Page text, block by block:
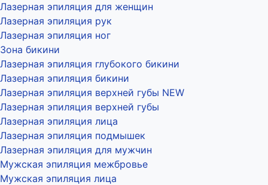
Лазерная эпиляция для женщин
Лазерная эпиляция рук
Лазерная эпиляция ног
Зона бикини
Лазерная эпиляция глубокого бикини
Лазерная эпиляция бикини
Лазерная эпиляция верхней губы NEW
Лазерная эпиляция верхней губы
Лазерная эпиляция лица
Лазерная эпиляция подмышек
Лазерная эпиляция для мужчин
Мужская эпиляция межбровье
Мужская эпиляция лица